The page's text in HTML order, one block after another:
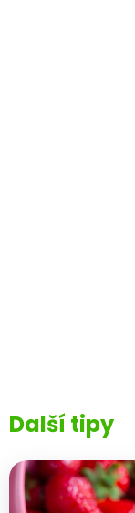
Další tipy